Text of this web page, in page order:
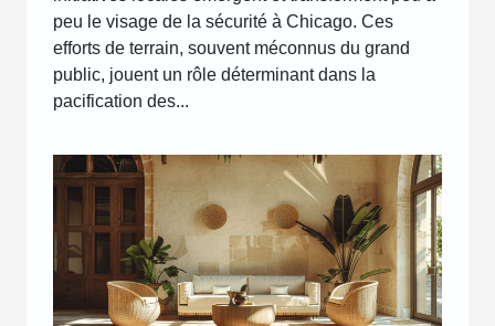
peu le visage de la sécurité à Chicago. Ces
efforts de terrain, souvent méconnus du grand
public, jouent un rôle déterminant dans la
pacification des...